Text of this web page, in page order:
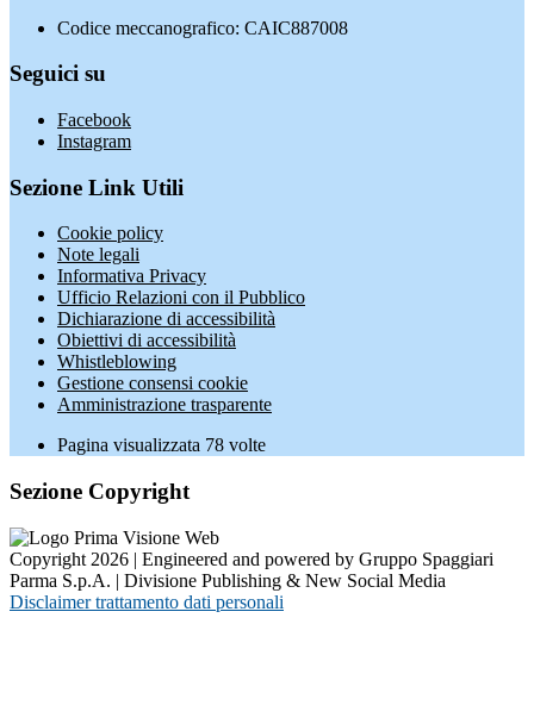
Codice meccanografico: CAIC887008
Seguici su
Facebook
Instagram
Sezione Link Utili
Cookie policy
Note legali
Informativa Privacy
Ufficio Relazioni con il Pubblico
Dichiarazione di accessibilità
Obiettivi di accessibilità
Whistleblowing
Gestione consensi cookie
Amministrazione trasparente
Pagina visualizzata 78 volte
Sezione Copyright
Copyright 2026 | Engineered and powered by Gruppo Spaggiari
Parma S.p.A. | Divisione Publishing & New Social Media
Disclaimer trattamento dati personali